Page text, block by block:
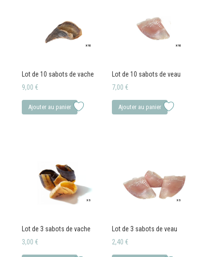
Lot de 10 sabots de vache
9,00 €
Ajouter au panier
Lot de 10 sabots de veau
7,00 €
Ajouter au panier
Lot de 3 sabots de vache
3,00 €
Lot de 3 sabots de veau
2,40 €